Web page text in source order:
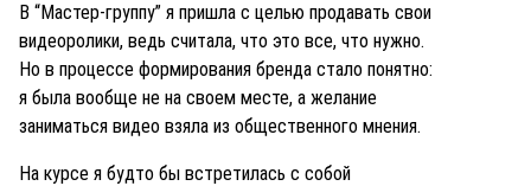
В “Мастер-группу” я пришла с целью продавать свои
видеоролики, ведь считала, что это все, что нужно.
Но в процессе формирования бренда стало понятно:
я была вообще не на своем месте, а желание
заниматься видео взяла из общественного мнения.
На курсе я будто бы встретилась с собой